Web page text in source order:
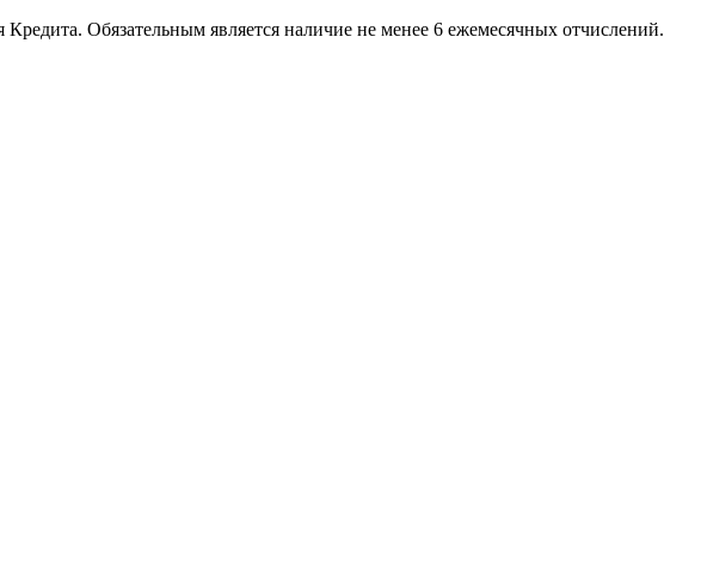
Обязательным является наличие не менее 6 ежемесячных отчислений.